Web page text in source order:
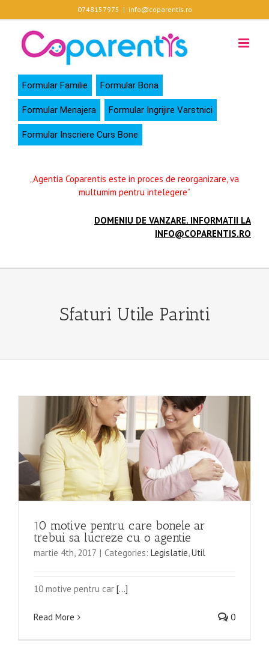
to
content
0748157975 | info@coparentis.ro
Formular Familie Formular Bona
Formular Menajera Formular Ingrijire Varstnici
Formular Inscriere Curs Bone
„Agentia Coparentis este in proces de reorganizare, va
multumim pentru intelegere”
DOMENIU DE VANZARE. INFORMATII LA
INFO@COPARENTIS.RO
Sfaturi Utile Parinti
10 motive pentru care bonele ar
trebui sa lucreze cu o agentie
martie 4th, 2017 | Categories: Legislatie,Util
10 motive pentru car [...]
Read More 0